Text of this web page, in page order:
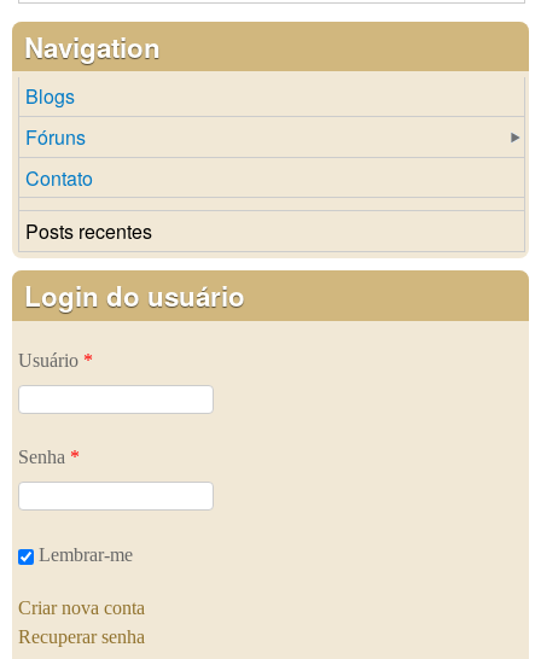
Navigation
Blogs
Fóruns
Contato
Posts recentes
Login do usuário
Usuário *
Senha *
Lembrar-me
Criar nova conta
Recuperar senha